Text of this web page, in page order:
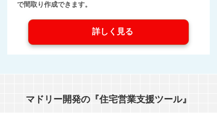
で間取り作成できます。
詳しく見る
マドリー開発の『住宅営業支援ツール』